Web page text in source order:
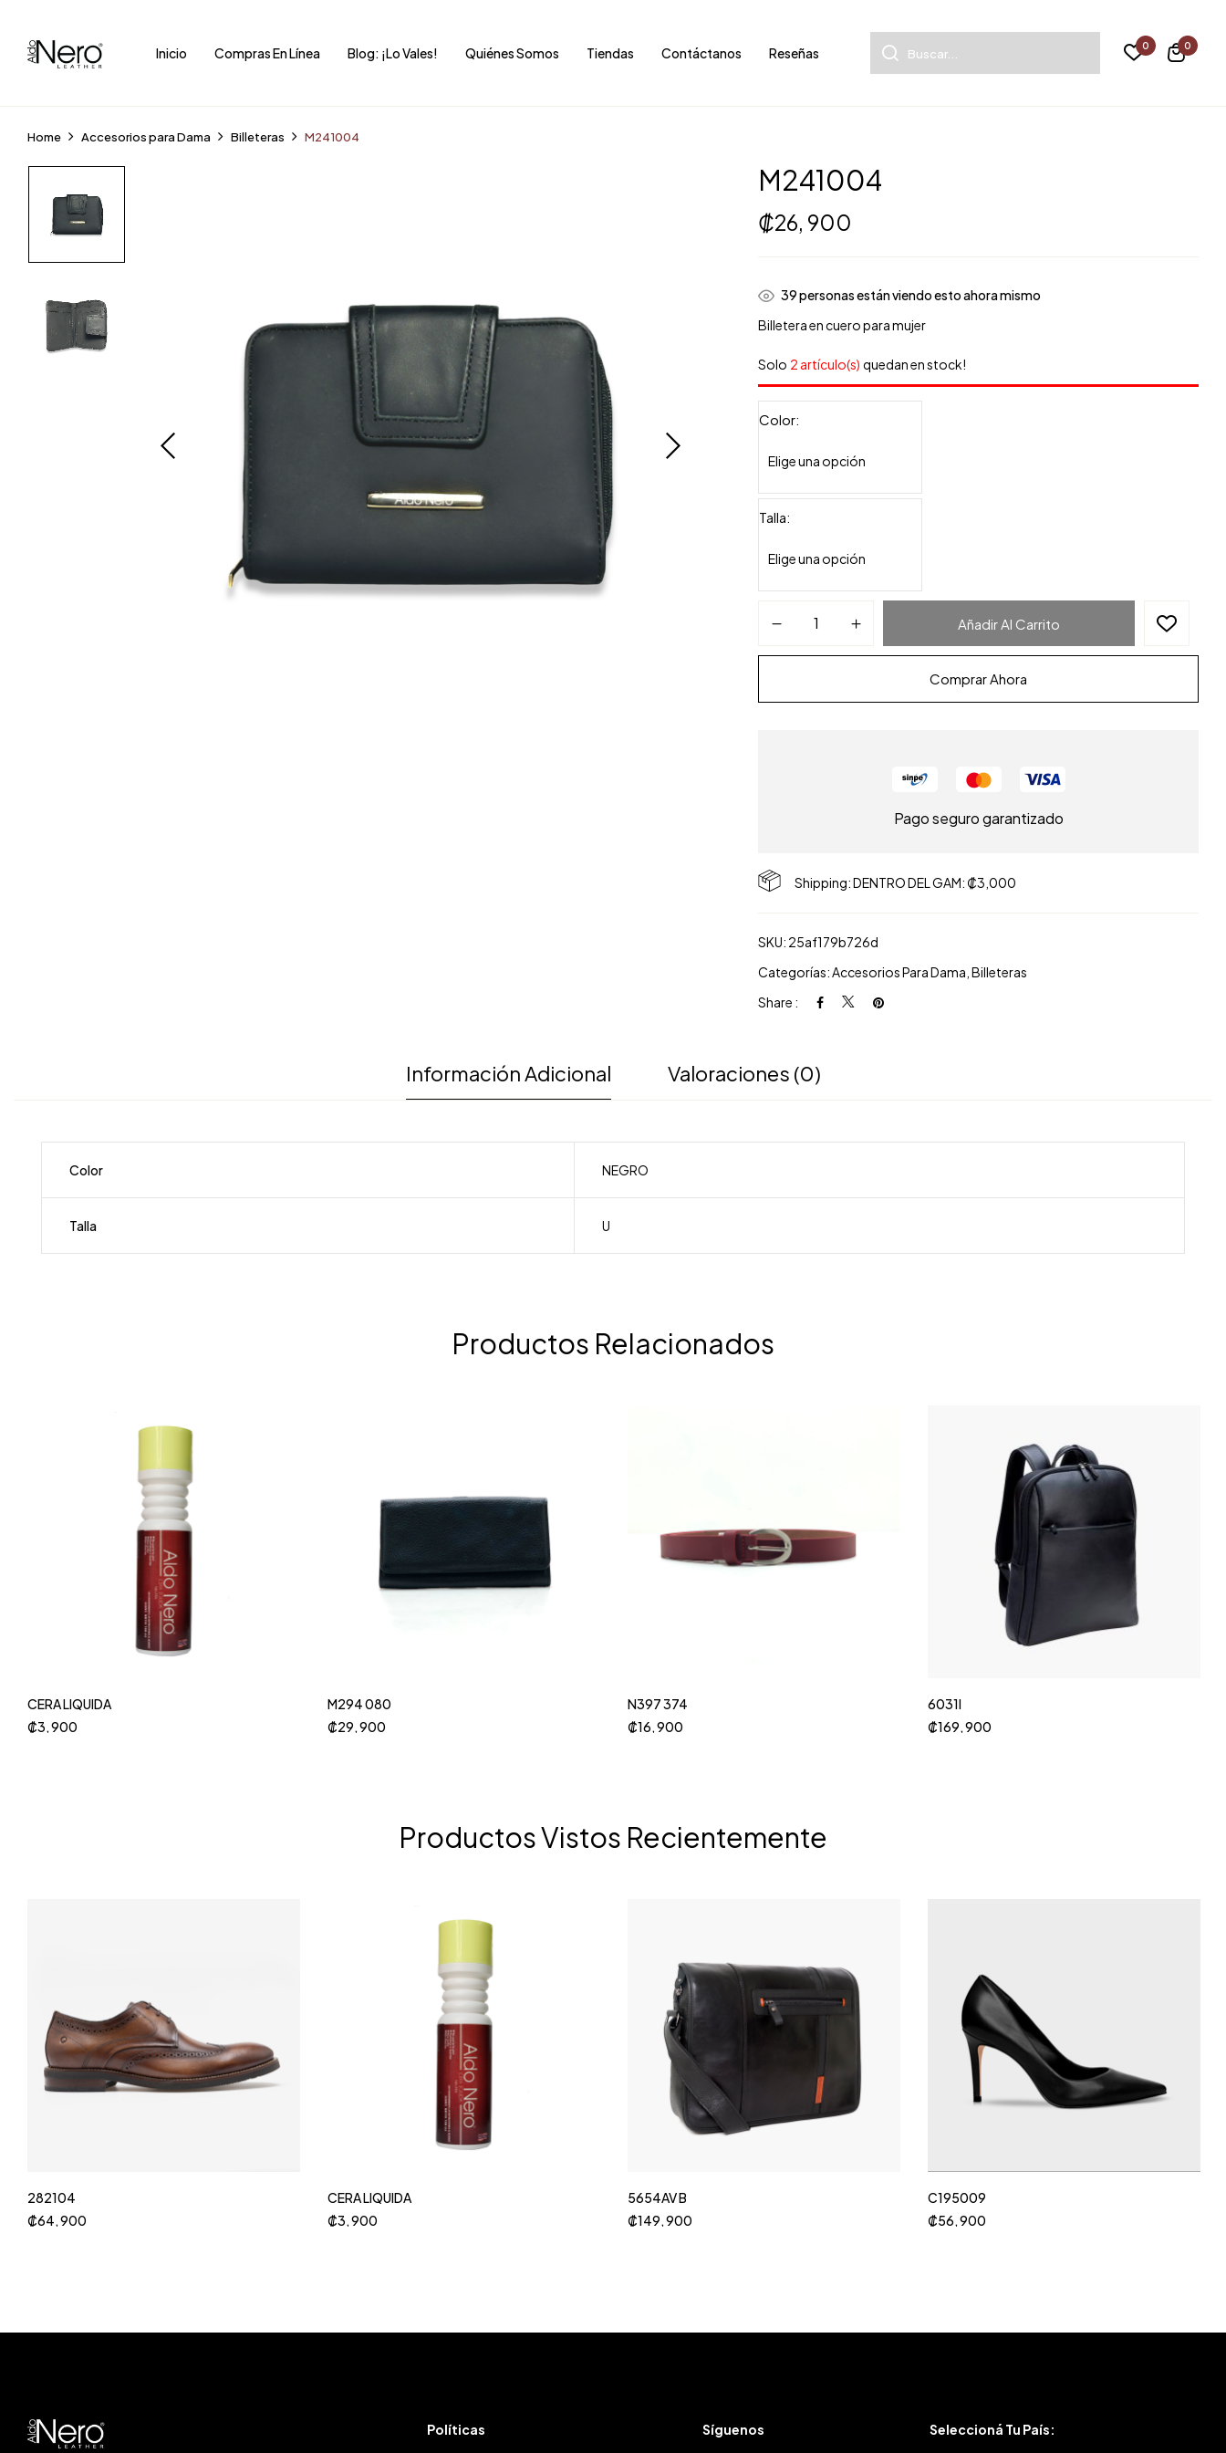
Inicio Compras En Línea Blog: ¡Lo Vales! Quiénes Somos Tiendas Contáctanos Reseñas 0 0
Home Accesorios para Dama Billeteras M241004
M241004
₡26, 900
35personas están viendo esto ahora mismo
Billetera en cuero para mujer
Solo 2 artículo(s) quedan en stock!
Color
Talla
Añadir Al Carrito
Comprar Ahora
Pago seguro garantizado
Shipping: DENTRO DEL GAM: ₡3,000
SKU: 25af179b726d
Categorías:Accesorios Para Dama ,Billeteras
Share :
Información Adicional Valoraciones (0)
Color NEGRO
Talla U
Productos Relacionados
CERA LIQUIDA
₡3, 900
M294 080
₡29, 900
N397 374
₡16, 900
6031I
₡169, 900
Productos Vistos Recientemente
282104
₡64, 900
CERA LIQUIDA
₡3, 900
5654AV B
₡149, 900
C195009
₡56, 900
Políticas Síguenos Seleccioná Tu País: